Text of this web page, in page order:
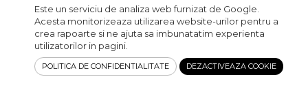
Este un serviciu de analiza web furnizat de Google.
Acesta monitorizeaza utilizarea website-urilor pentru a
crea rapoarte si ne ajuta sa imbunatatim experienta
utilizatorilor in pagini.
POLITICA DE CONFIDENTIALITATE DEZACTIVEAZA COOKIE